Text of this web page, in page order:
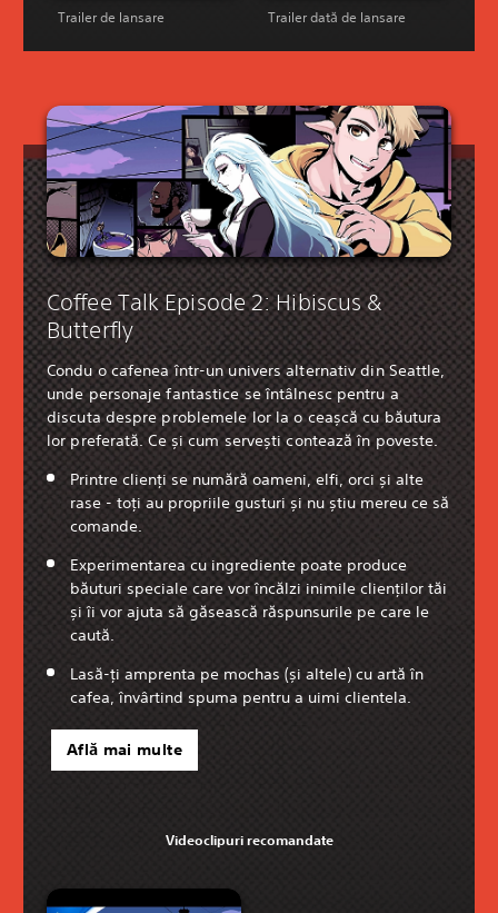
Trailer de lansare Trailer dată de lansare
Coffee Talk Episode 2: Hibiscus &
Butterfly
Condu o cafenea într-un univers alternativ din Seattle,
unde personaje fantastice se întâlnesc pentru a
discuta despre problemele lor la o ceașcă cu băutura
lor preferată. Ce și cum servești contează în poveste.
Printre clienți se numără oameni, elfi, orci și alte
rase - toți au propriile gusturi și nu știu mereu ce să
comande.
Experimentarea cu ingrediente poate produce
băuturi speciale care vor încălzi inimile clienților tăi
și îi vor ajuta să găsească răspunsurile pe care le
caută.
Lasă-ți amprenta pe mochas (și altele) cu artă în
cafea, învârtind spuma pentru a uimi clientela.
Află mai multe
Videoclipuri recomandate